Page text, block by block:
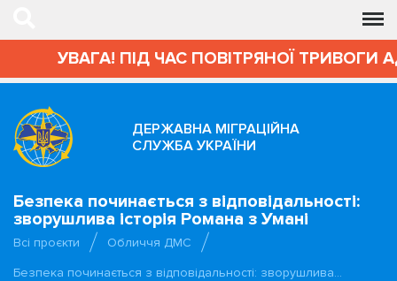
ПІД ЧАС ПОВІТРЯНОЇ ТРИВОГИ
ДЕРЖАВНА МІГРАЦІЙНА
СЛУЖБА УКРАЇНИ
Безпека починається з відповідальності:
зворушлива історія Романа з Умані
Всі проєкти
Обличчя ДМС
Безпека починається з відповідальності: зворушлива…